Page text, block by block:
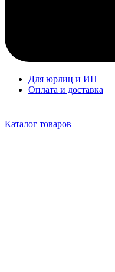
Для юрлиц и ИП
Оплата и доставка
Каталог товаров